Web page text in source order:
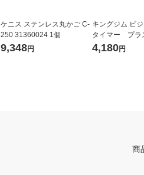
ケニス ステンレス丸かご C-
250 31360024 1個
9,348円
キングジム ビ
タイマー プ
T20ーBK 1個
4,180円
商